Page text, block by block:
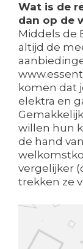
Wat is de
dan op de
Middels de
altijd de
komen dat
elektra en
willen hun
de hand
vergelijker
trekken ze